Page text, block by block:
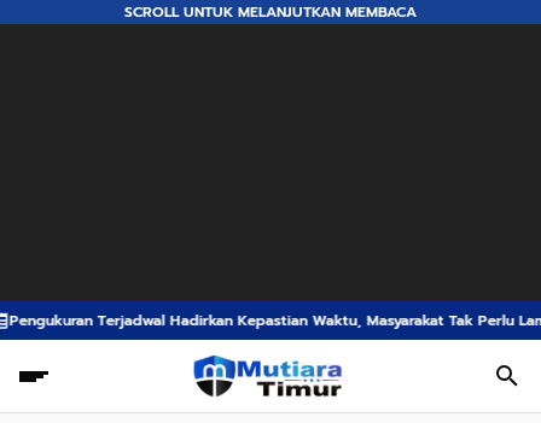
SCROLL UNTUK MELANJUTKAN MEMBACA
Kepastian Waktu, Masyarakat Tak Perlu Lama Menunggu Layanan